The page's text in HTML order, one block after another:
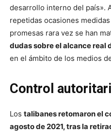
desarrollo interno del país».
repetidas ocasiones
promesas rara vez se han
dudas sobre el alcance real
en el ámbito de los medios
Control
Los talibanes retomaron el
agosto de 2021, tras la